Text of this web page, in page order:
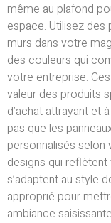
même au plafond
espace. Utilisez des
murs dans votre
des couleurs qui
votre entreprise.
valeur des produits
d’achat attrayant et
pas que les
personnalisés selon
designs qui
s’adaptent au style
approprié pour
ambiance saisissante